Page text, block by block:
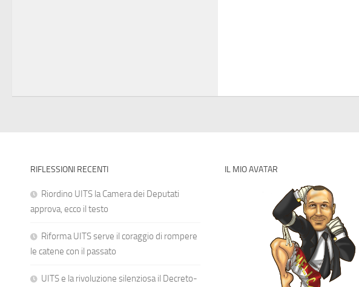
RIFLESSIONI RECENTI
Riordino UITS la Camera dei Deputati
approva, ecco il testo
Riforma UITS serve il coraggio di rompere
le catene con il passato
UITS e la rivoluzione silenziosa il Decreto-
IL MIO AVATAR